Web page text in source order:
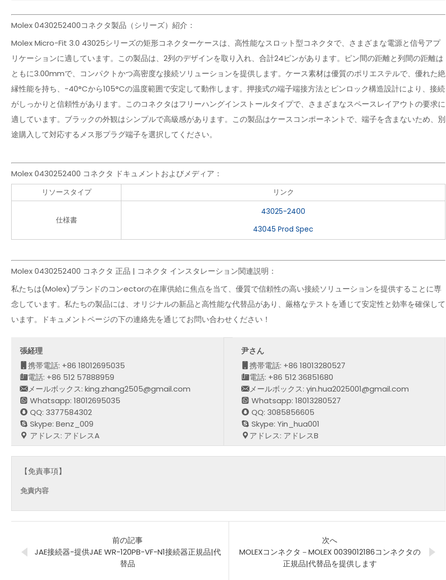
Molex 0430252400コネクタ製品（シリーズ）紹介：
Molex Micro-Fit 3.0 43025シリーズの矩形コネクターケースは、高性能なスロット型コネクタで、さまざまな電源と信号アプ
リケーションに適しています。この製品は、2列のデザインを取り入れ、合計24ピンがあります。ピン間の距離と列間の距離は
ともに3.00mmで、コンパクトかつ高密度な接続ソリューションを提供します。ケース素材は優質のポリエステルで、優れた絶
縁性能を持ち、-40°Cから105°Cの温度範囲で安定して動作します。押接式の端子端接方法とピンロック構造設計により、接続
がしっかりと信頼性があります。このコネクタはフリーハングインストールタイプで、さまざまなスペースレイアウトの要求に
適しています。ブラックの外観はシンプルで高級感があります。この製品はケースコンポーネントで、端子を含まないため、別
途購入して対応するメス形プラグ端子を選択してください。
Molex 0430252400 コネクタ ドキュメントおよびメディア：
リソースタイプ リンク
仕様書
43025-2400
43045 Prod Spec
Molex 0430252400 コネクタ 正品 | コネクタ インスタレーション関連説明：
私たちは(Molex)ブランドのコンectorの在庫供給に焦点を当て、優質で信頼性の高い接続ソリューションを提供することに専
念しています。私たちの製品には、オリジナルの新品と高性能な代替品があり、厳格なテストを通じて安定性と効率を確保して
います。ドキュメントページの下の連絡先を通じてお問い合わせください！
張経理
携帯電話: +86 18012695035
電話: +86 512 57888959
メールボックス: king.zhang2505@gmail.com
Whatsapp: 18012695035
QQ: 3377584302
Skype: Benz_009
アドレス: アドレスA
尹さん
携帯電話: +86 18013280527
電話: +86 512 36851680
メールボックス: yin.hua2025001@gmail.com
Whatsapp: 18013280527
QQ: 3085856605
Skype: Yin_hua001
アドレス: アドレスB
【免責事項】
免責内容
前の記事
JAE接続器-提供JAE WR-120PB-VF-N1接続器正規品|代
替品
次へ
MOLEXコンネクタ－MOLEX 0039012186コンネクタの
正規品|代替品を提供します